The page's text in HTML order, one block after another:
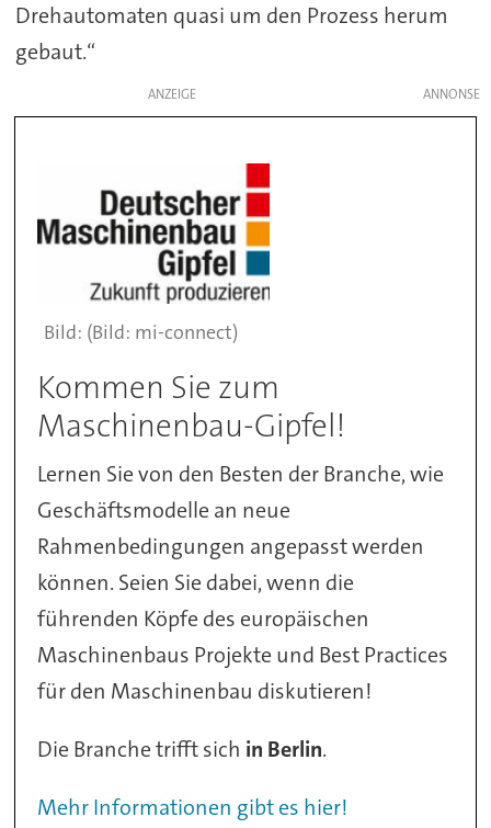
Drehautomaten quasi um den Prozess herum
gebaut.“
ANZEIGE
(Bild: mi-connect)
Kommen Sie zum
Maschinenbau-Gipfel!
Lernen Sie von den Besten der Branche, wie
Geschäftsmodelle an neue
Rahmenbedingungen angepasst werden
können. Seien Sie dabei, wenn die
führenden Köpfe des europäischen
Maschinenbaus Projekte und Best Practices
für den Maschinenbau diskutieren!
Die Branche trifft sich in Berlin.
Mehr Informationen gibt es hier!